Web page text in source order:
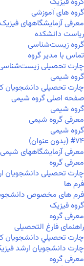
گروه های آموزشی
معرفی آزمایشگاههای فیزیک
ریاست دانشکده
گروه زیست‌شناسی
تماس با مدیر گروه
چارت تحصیلی
گروه شیمی
چارت تحصیلی دانشجویان
صفحه اصلی گروه شیمی
گروه شیمی
معرفی گروه شیمی
گروه شیمی
#۷۴ (بدون عنوان)
معرفی آزمایشگاههای شیمی
معرفی گروه
چارت تحصیلی دانشجویان
فرم ها
فرم های مخصوص
گروه فیزیک
معرفی گروه
راهنمای فارغ التحصیلی
چارت تحصيلي دانشجویان
چارت دانشجویان ارشد
معرفی گروه